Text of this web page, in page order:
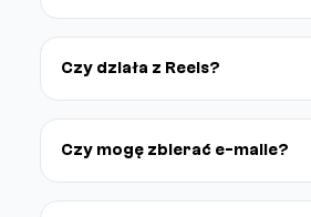
Czy działa z Reels?
Czy mogę zbierać e-maile?